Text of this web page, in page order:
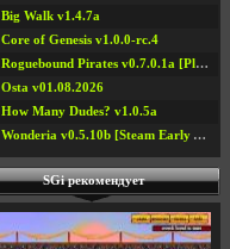
Big Walk v1.4.7a
Core of Genesis v1.0.0-rc.4
Roguebound Pirates v0.7.0.1a [Playtest]
Osta v01.08.2026
How Many Dudes? v1.0.5a
Wonderia v0.5.10b [Steam Early Access]
SGi рекомендует